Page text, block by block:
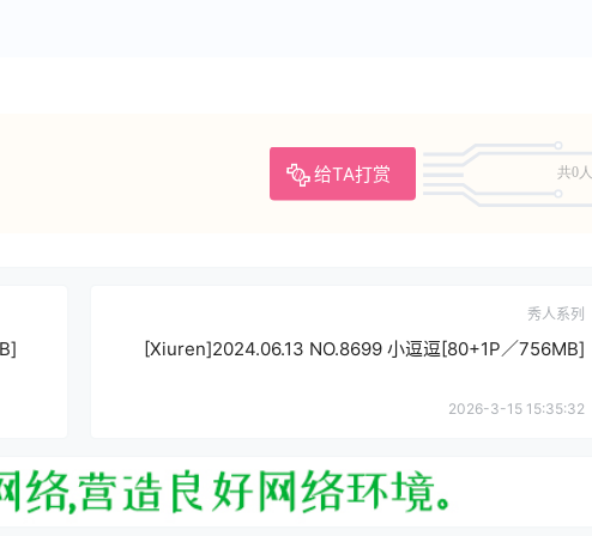
给TA打赏 共0人
秀人系列
[Xiuren]2024.06.13 NO.8699 小逗逗[80+1P／756MB]
2026-3-15 15:35:32